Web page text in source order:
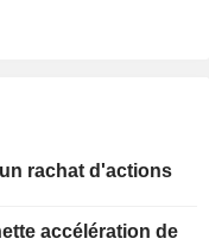
rachat d'actions
accélération de